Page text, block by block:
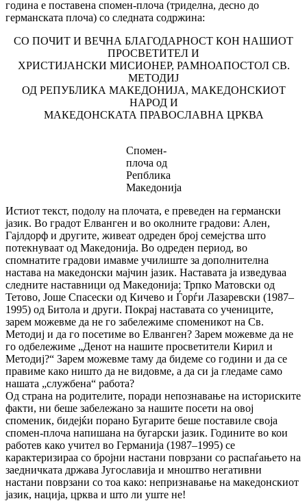
година е поставена спомен-плоча (триделна, десно до
германската плоча) со следната содржина:
СО ПОЧИТ И ВЕЧНА БЛАГОДАРНОСТ КОН НАШИОТ
ПРОСВЕТИТЕЛ И
ХРИСТИЈАНСКИ МИСИОНЕР, РАМНОАПОСТОЛ СВ.
МЕТОДИЈ
ОД РЕПУБЛИКА МАКЕДОНИЈА, МАКЕДОНСКИОТ
НАРОД И
МАКЕДОНСКАТА ПРАВОСЛАВНА ЦРКВА
Cпомен-
плоча од
Репблика
Македонија
Истиот текст, подолу на плочата, е преведен на германски
јазик. Во градот Елванген и во околните градови: Ален,
Гајлдорф и другите, живеат одреден број семејства што
потекнуваат од Македонија. Во одреден период, во
спомнатите градови имавме училиште за дополнителна
настава на македонски мајчин јазик. Наставата ја изведуваа
следните наставници од Македонија: Трпко Матовски од
Тетово, Јоше Спасески од Кичево и Ѓорѓи Лазаревски (1987–
1995) од Битола и други. Покрај наставата со учениците,
зарем можевме да не го забележиме споменикот на Св.
Методиј и да го посетиме во Елванген? Зарем можевме да не
го одбележиме „Денот на нашите просветители Кирил и
Методиј?“ Зарем можевме таму да бидеме со години и да се
правиме како ништо да не видовме, а да си ја гледаме само
нашата „службена“ работа?
Од страна на родителите, поради непознавање на историските
факти, ни беше забележано за нашите посети на овој
споменик, бидејќи порано Бугарите беше поставиле своја
спомен-плоча напишана на бугарски јазик. Годините во кои
работев како учител во Германија (1987–1995) се
карактеризираа со бројни настани поврзани со распаѓањето на
заедничката држава Југославија и мноштво негативни
настани поврзани со тоа како: непризнавање на македонскиот
јазик, нација, црква и што ли уште не!